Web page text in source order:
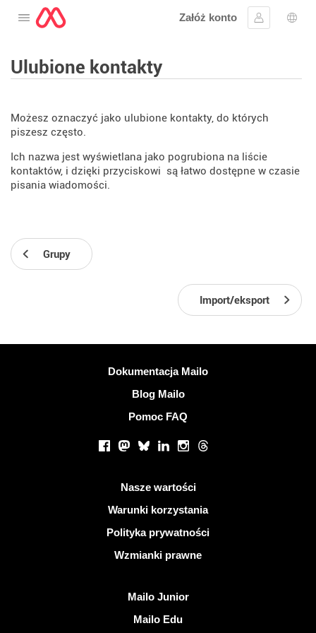
Otwórz menu
Załóż konto
Zaloguj się
Ulubione kontakty
Możesz oznaczyć jako ulubione kontakty, do których
piszesz często.
Ich nazwa jest wyświetlana jako pogrubiona na liście
kontaktów, i dzięki przyciskowi są łatwo dostępne w czasie
pisania wiadomości.
Grupy
Import/eksport
Dokumentacja Mailo
Blog Mailo
Pomoc FAQ
Facebook
Mastodon
BlueskyLinkedInInstagram
Threads
Nasze wartości
Warunki korzystania
Polityka prywatności
Wzmianki prawne
Mailo Junior
Mailo Edu